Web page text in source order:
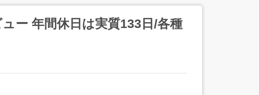
ー 年間休日は実質133日/各種